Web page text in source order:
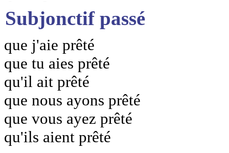
Subjonctif passé
que j'aie prêté
que tu aies prêté
qu'il ait prêté
que nous ayons prêté
que vous ayez prêté
qu'ils aient prêté